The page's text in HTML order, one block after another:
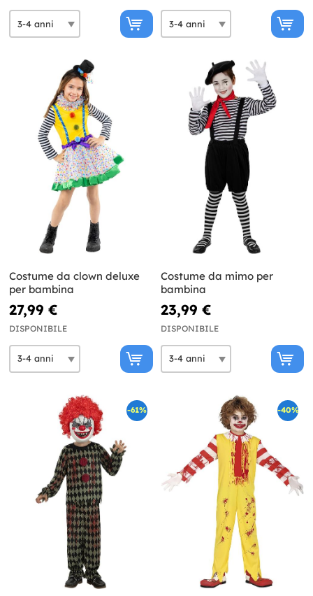
Costume da clown deluxe
per bambina
27,99 €
DISPONIBILE
Costume da mimo per
bambina
23,99 €
DISPONIBILE
-61% -40%